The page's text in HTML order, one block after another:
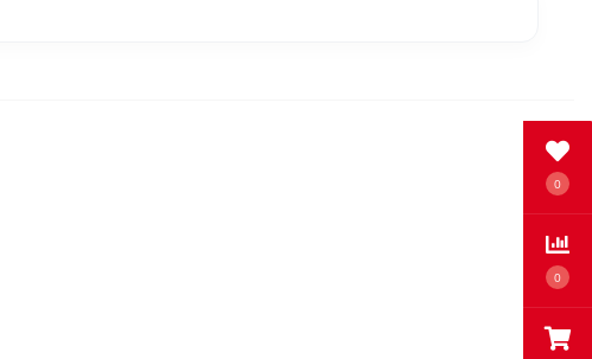
0
0